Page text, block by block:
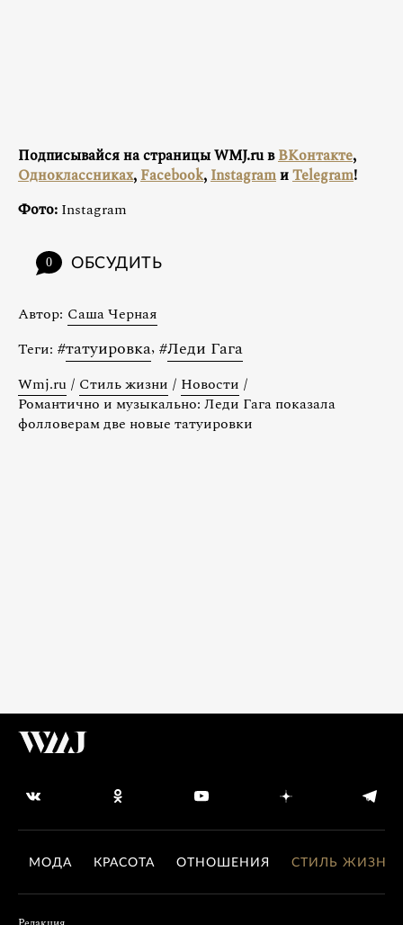
Подписывайся на страницы WMJ.ru вВКонтакте,
Одноклассниках, Facebook, InstagramиTelegram!
Фото: Instagram
0 ОБСУДИТЬ
Автор: Саша Черная
Теги: #татуировка, #Леди Гага
Wmj.ru / Стиль жизни / Новости /
Романтично и музыкально: Леди Гага показала
фолловерам две новые татуировки
МОДА КРАСОТА ОТНОШЕНИЯ СТИЛЬ ЖИЗНИ